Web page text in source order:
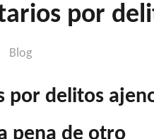
por
Blog
por delitos
pena de otro